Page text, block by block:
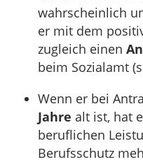
wahrscheinlich
er mit dem
zugleich einen
beim Sozialamt
Wenn er bei
Jahre alt ist, hat
beruflichen
Berufsschutz